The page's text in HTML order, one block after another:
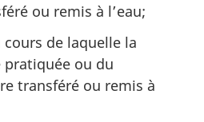
ou remis à l’eau;
de laquelle la
pratiquée ou du
transféré ou remis à